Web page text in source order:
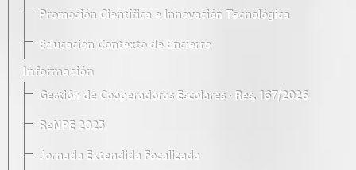
Promoción Científica e Innovación Tecnológica
Educación Contexto de Encierro
Información
Gestión de Cooperadoras Escolares · Res. 167/2026
ReNPE 2025
Jornada Extendida Focalizada